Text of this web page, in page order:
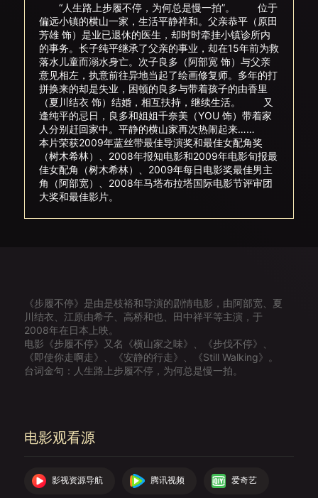
“人生路上步履不停，为何总是慢一拍”。 位于
偏远小镇的横山一家，生活平静祥和。父亲恭平（原田
芳雄 饰）是业已退休的医生，却时时牵挂小镇诊所内
的事务。长子纯平继承了父亲的事业，却在15年前为救
落水儿童而溺水身亡。次子良多（阿部宽 饰）与父亲
意见相左，执意前往异地当起了绘画修复师。多年的打
拼换来的却是失业，困顿的良多与带着孩子的由香里
（夏川结衣 饰）结婚，相互扶持，继续生活。 又
逢纯平的忌日，良多和姐姐千奈美（YOU 饰）带着家
人分别赶回家中。平静的横山家再次热闹起来……
本片荣获2009年蓝丝带最佳导演奖和最佳女配角奖
（树木希林）、2008年报知电影和2009年电影旬报最
佳女配角（树木希林）、2009年每日电影奖最佳男主
角（阿部宽）、2008年马塔布拉塔国际电影节评审团
大奖和最佳影片。
《步履不停》是由是枝裕和导演的剧情电影，由阿部宽、夏
川结衣、江原由希子、高桥和也、田中祥平等主演，于
2008年在日本上映。
电影《步履不停》又名《横山家之味》、《步伐不停》、
《即使你走啊走》、《安静的行走》、《Still Walking》。
台词金句：人生路上步履不停，为何总是慢一拍。
电影观看源
影视资源导航 腾讯视频 爱奇艺